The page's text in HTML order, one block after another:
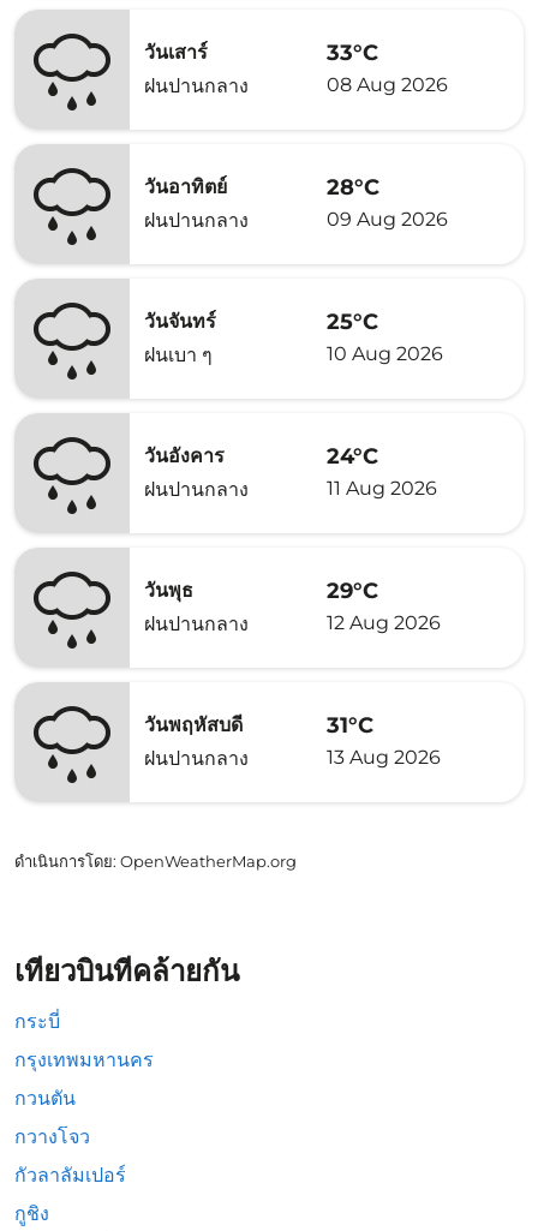
วันเสาร์
ฝนปานกลาง
33°C
08 Aug 2026
วันอาทิตย์
ฝนปานกลาง
28°C
09 Aug 2026
วันจันทร์
ฝนเบา ๆ
25°C
10 Aug 2026
วันอังคาร
ฝนปานกลาง
24°C
11 Aug 2026
วันพุธ
ฝนปานกลาง
29°C
12 Aug 2026
วันพฤหัสบดี
ฝนปานกลาง
31°C
13 Aug 2026
ดำเนินการโดย: OpenWeatherMap.org
เที่ยวบินที่คล้ายกัน
กระบี่
กรุงเทพมหานคร
กวนตัน
กวางโจว
กัวลาลัมเปอร์
กูชิง